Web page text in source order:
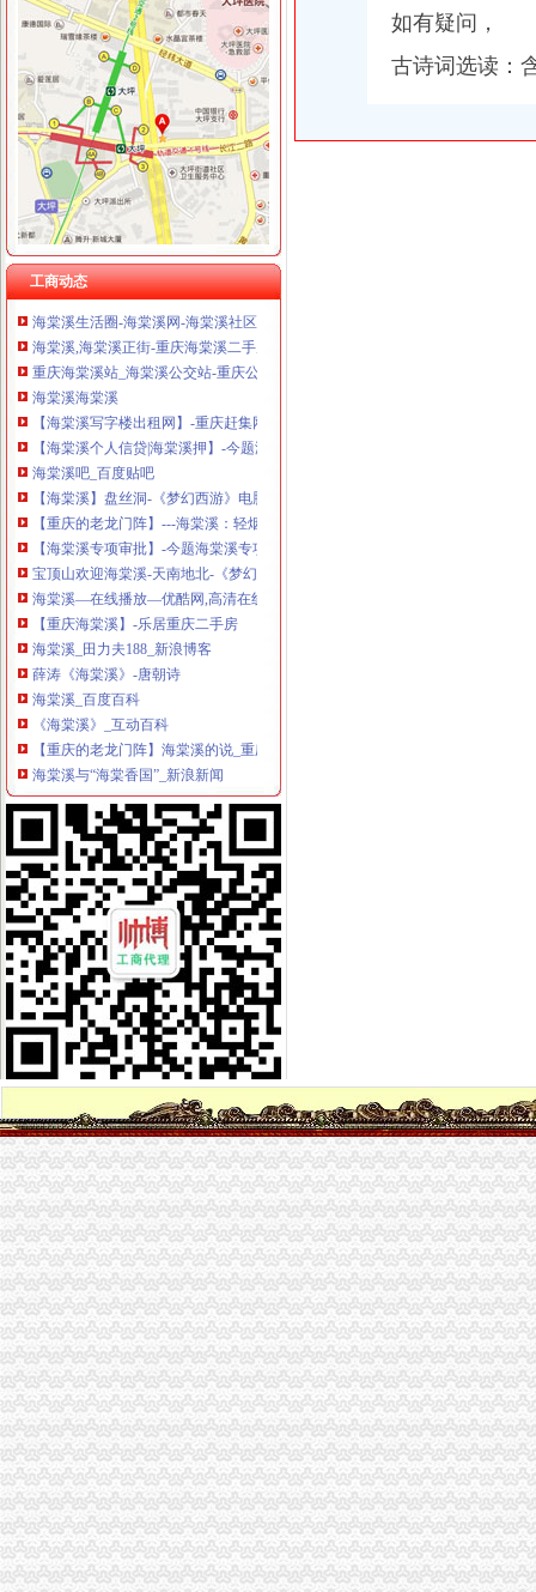
工商动态
海棠溪
重庆市南岸区海棠溪小学校：教育事业
海棠溪MW项链_梦幻西游2_巴士梦幻西游2
海棠晓月周边驾校推荐,海棠溪学车多少钱南坪驾校
海棠溪立交公交查询_海棠溪立交公交线路_海棠溪立交地图
重庆宝顶山和海棠溪合区为什么要叫海棠-历史留存-《梦幻西游》电
海棠溪小区,重庆海棠溪二手房,地址,业主论坛,怎么样-重庆吉屋网
海棠溪生活圈-海棠溪网-海棠溪社区网-重庆南岸区海棠溪-海棠溪社区-
海棠溪,海棠溪正街-重庆海棠溪二手房、租房、房价-重庆安居客
重庆海棠溪站_海棠溪公交站-重庆公交查询网
海棠溪海棠溪
【海棠溪写字楼出租网】-重庆赶集网
【海棠溪个人信贷|海棠溪押】-今题海棠溪网
海棠溪吧_百度贴吧
【海棠溪】盘丝洞-《梦幻西游》电脑版官方论坛
【重庆的老龙门阵】---海棠溪：轻烟细雨点海棠_乐游天下_论坛_天涯
【海棠溪专项审批】-今题海棠溪专项审批网
宝顶山欢迎海棠溪-天南地北-《梦幻西游》电脑版官方论坛
海棠溪—在线播放—优酷网,高清在线观看
【重庆海棠溪】-乐居重庆二手房
海棠溪_田力夫188_新浪博客
薛涛《海棠溪》-唐朝诗
海棠溪_百度百科
《海棠溪》_互动百科
【重庆的老龙门阵】海棠溪的说_重庆_论坛_天涯社区
海棠溪与“海棠香国”_新浪新闻
揭海棠溪码头消失的川黔线“零公里”_新浪重庆新闻_新浪重庆
海棠溪
海棠溪得名有两说因海棠花也因江波|海棠|溪流_凤凰资讯
海棠溪_米丫_新浪博客
【海棠溪红小提琴|海棠溪小提琴价格】-今题海棠溪红小提琴网
海棠溪曾有百年义渡_搜狐新闻_搜狐网
海棠溪空间_海棠溪论坛动态_房天下空间
【海棠溪休闲食品|海棠溪绿食品】-今题海棠溪绿食品网
海棠溪公交_重庆海棠溪
【重庆海棠溪地图|海棠溪地址信息】-重庆58同城
海棠溪村_四川省达州市达县龙滩乡海棠溪村
【重庆海棠溪宠物服务网_重庆海棠溪宠物服务信息】-重庆赶集网
海棠溪的意思_译文翻译_作者薛涛_古诗词赏析
【海棠溪房价】,重庆海棠溪二手房,海棠溪二手房价格-安居客
烟雨濛濛海棠溪_影音娱乐_新浪网
《像》:海棠溪_黄晓_新浪博客
海棠溪上拍海棠(原创)-老八一的日志-网易博客
薛涛的海棠溪|海棠溪解释|海棠溪原文---诗词大库
【海棠溪商铺转让/出售信息|海棠溪门面转让】-重庆赶集网
忆江南海棠溪林克于/南岸区|温泉|海棠_凤凰资讯
海棠溪_土豆
元大都遗址公园海棠溪
海棠溪正街小区房价,重庆海棠溪正街小区房价走势图,海棠溪正街
海棠溪小学：快乐海棠幸福校园
海棠溪街概况-海棠溪街招商网-中国招商引资信息网
海棠溪浮想-美文故事-文日志随笔-文章阅读网
海棠溪小学_海棠溪小学爱问问同学录频道
海棠溪与“海棠香国”_网易新闻
海棠溪
忆江南海棠溪林克于/南岸区_网易新闻
海棠溪
重庆市南岸区海棠溪小学校：教育事业
海棠溪MW项链_梦幻西游2_巴士梦幻西游2
如有疑问，
古诗词选读：